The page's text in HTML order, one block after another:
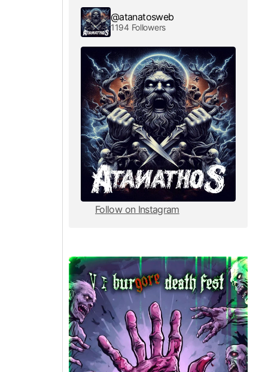
@atanatosweb
1194 Followers
Follow on Instagram